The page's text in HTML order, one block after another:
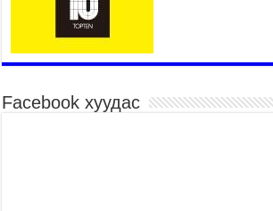
COP17 хурлын үеэрх замын хөдөлгөөн, нийтийн
тээврийн зохицуулалт, сургууль, цэцэрлэг, зах,
худалдааны төвийн ажиллах хуваарийг гаргаж,
иргэдэд мэдээлэхийг үүрэг болголоо
Гэр бүлийн хэрэг шүүхэд хянан шийдвэрлэх
Facebook хуудас